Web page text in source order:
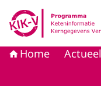
Naar de homepage
Home Actueel